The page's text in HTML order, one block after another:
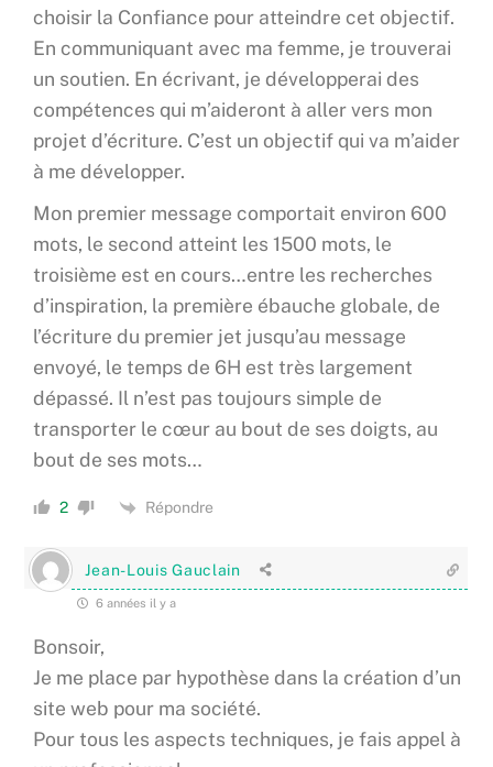
choisir la Confiance pour atteindre cet objectif.
En communiquant avec ma femme, je trouverai
un soutien. En écrivant, je développerai des
compétences qui m’aideront à aller vers mon
projet d’écriture. C’est un objectif qui va m’aider
à me développer.
Mon premier message comportait environ 600
mots, le second atteint les 1500 mots, le
troisième est en cours…entre les recherches
d’inspiration, la première ébauche globale, de
l’écriture du premier jet jusqu’au message
envoyé, le temps de 6H est très largement
dépassé. Il n’est pas toujours simple de
transporter le cœur au bout de ses doigts, au
bout de ses mots…
2 Répondre
Jean-Louis Gauclain
6 années il y a
Bonsoir,
Je me place par hypothèse dans la création d’un
site web pour ma société.
Pour tous les aspects techniques, je fais appel à